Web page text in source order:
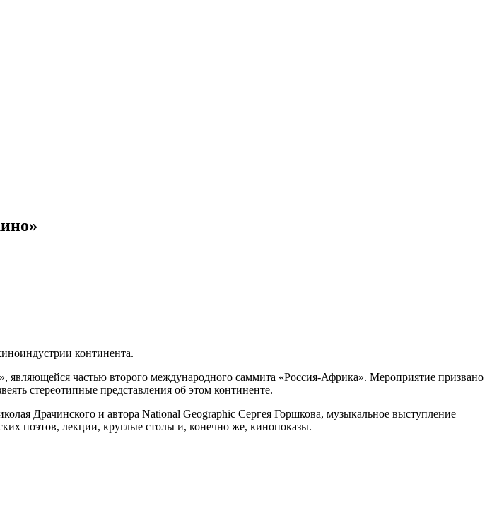
континента.
частью второго международного саммита «Россия-Африка». Мероприятие призвано
стереотипные представления об этом континенте.
Драчинского и автора National Geographic Сергея Горшкова, музыкальное выступление
поэтов, лекции, круглые столы и, конечно же, кинопоказы.